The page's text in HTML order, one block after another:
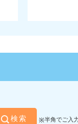
検索 半角でご入